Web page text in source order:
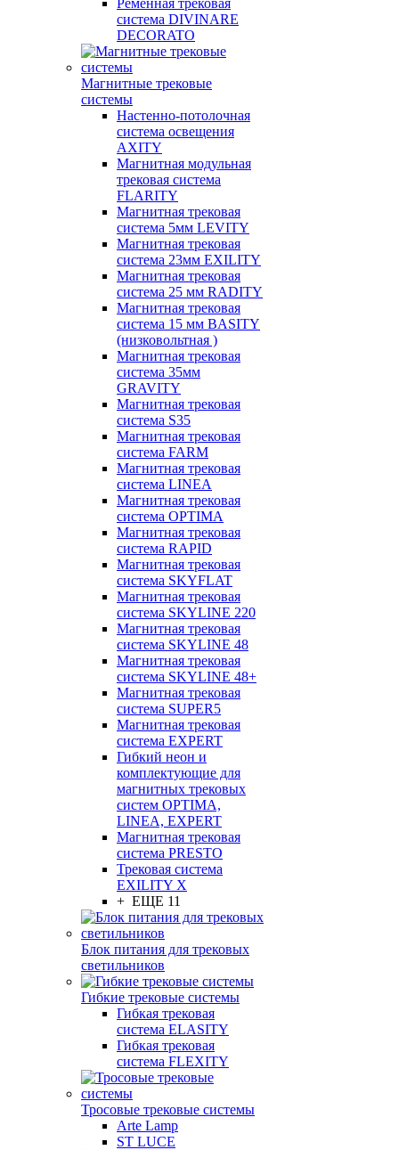
Ременная трековая
система DIVINARE
DECORATO
Магнитные трековые
системы
Настенно-потолочная
система освещения
AXITY
Магнитная модульная
трековая система
FLARITY
Магнитная трековая
система 5мм LEVITY
Магнитная трековая
система 23мм EXILITY
Магнитная трековая
система 25 мм RADITY
Магнитная трековая
система 15 мм BASITY
(низковольтная )
Магнитная трековая
система 35мм
GRAVITY
Магнитная трековая
система S35
Магнитная трековая
система FARM
Магнитная трековая
система LINEA
Магнитная трековая
система OPTIMA
Магнитная трековая
система RAPID
Магнитная трековая
система SKYFLAT
Магнитная трековая
система SKYLINE 220
Магнитная трековая
система SKYLINE 48
Магнитная трековая
система SKYLINE 48+
Магнитная трековая
система SUPER5
Магнитная трековая
система EXPERT
Гибкий неон и
комплектующие для
магнитных трековых
систем OPTIMA,
LINEA, EXPERT
Магнитная трековая
система PRESTO
Трековая система
EXILITY X
+ ЕЩЕ 11
Блок питания для трековых
светильников
Гибкие трековые системы
Гибкая трековая
система ELASITY
Гибкая трековая
система FLEXITY
Тросовые трековые системы
Arte Lamp
ST LUCE